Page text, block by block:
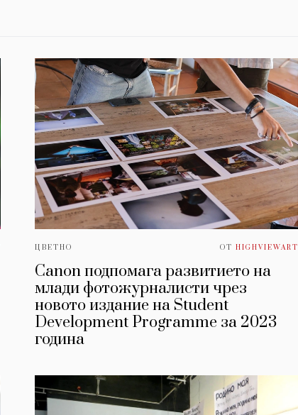
ЦВЕТНО ОТ HIGHVIEWART
Canon подпомага развитието на
млади фотожурналисти чрез
новото издание на Student
Development Programme за 2023
година